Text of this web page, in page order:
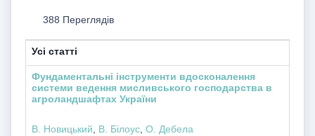
388 Переглядів
Усі статті
Фундаментальні інструменти вдосконалення
системи ведення мисливського господарства в
агроландшафтах України
В. Новицький В. Білоус, О. Дебела